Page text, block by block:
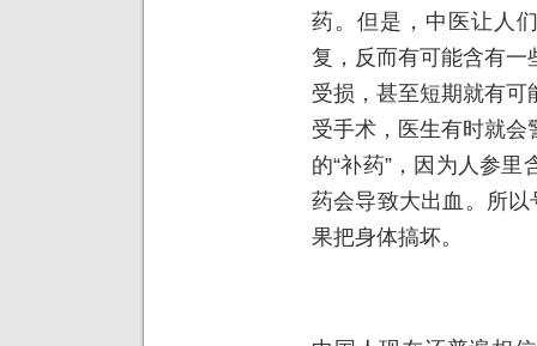
药。但是，中医让人
复，反而有可能含有一
受损，甚至短期就有
受手术，医生有时就
的“补药”，因为人参
药会导致大出血。所以
果把身体搞坏。